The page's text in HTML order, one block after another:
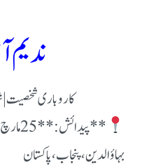
کاروباری شخصیت |
**پیدائش:** 25 مارچ 1984
بہاؤالدین، پنجاب، پاکستان